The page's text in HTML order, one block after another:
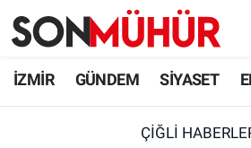
İZMİR GÜNDEM SİYASET
ÇIĞLI
İzmir Nöbetçi Eczaneler